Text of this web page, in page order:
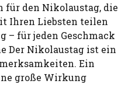
für den Nikolaustag, die
Ihren Liebsten teilen
– für jeden Geschmack
Der Nikolaustag ist ein
Ein
große Wirkung